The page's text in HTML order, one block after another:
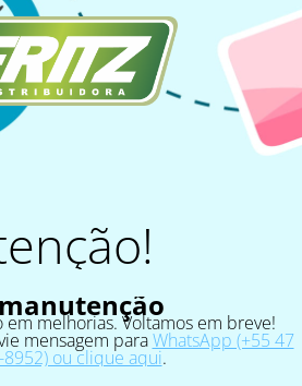
em melhorias. Voltamos em breve!
mensagem paraWhatsApp (+55 47
ou clique aqui.